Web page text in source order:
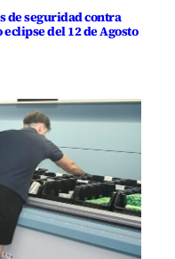
de seguridad contra
del 12 de Agosto